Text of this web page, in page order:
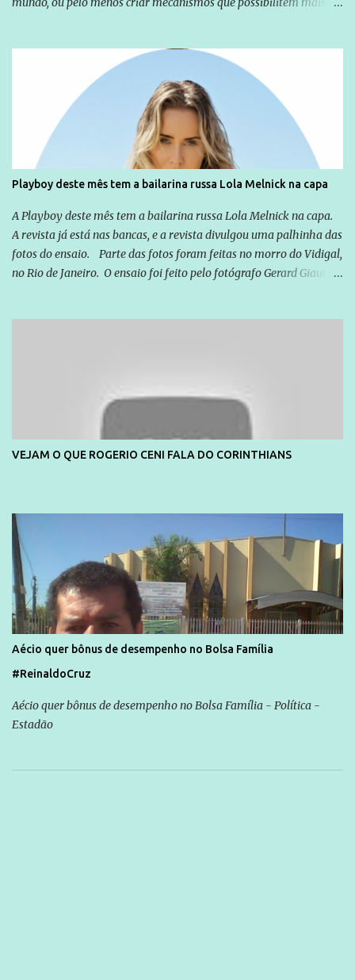
empreendedor da comunicação, que além de informação
cotidiana, corriqueira e cada vez mais preocupantes, do tipo que
você já esta acostumado a ver neste espaço, vou trabalhar a ideia
que possibilite distribuir não só informações, mas que gere de
forma consistente a riqueza do conhecimento... Exemplo: o
cidadão brasileiro não precisa só ser informado sobre operações
da Lava Jato, Reformas que podem retirar ou não direitos, ou
quem vai ser preso ou não; é preciso levar até as pessoas, do mais
simples ao mais burguês, o que diz a nossa Constituição, quais são
seus direitos e deveres em ...
Playboy deste mês tem a bailarina russa Lola Melnick na capa
A Playboy deste mês tem a bailarina russa Lola Melnick na capa.
A revista já está nas bancas, e a revista divulgou uma palhinha das
fotos do ensaio. Parte das fotos foram feitas no morro do Vidigal,
no Rio de Janeiro. O ensaio foi feito pelo fotógrafo Gerard Giaume
VEJAM O QUE ROGERIO CENI FALA DO CORINTHIANS
Aécio quer bônus de desempenho no Bolsa Família
#ReinaldoCruz
Aécio quer bônus de desempenho no Bolsa Família - Política -
Estadão